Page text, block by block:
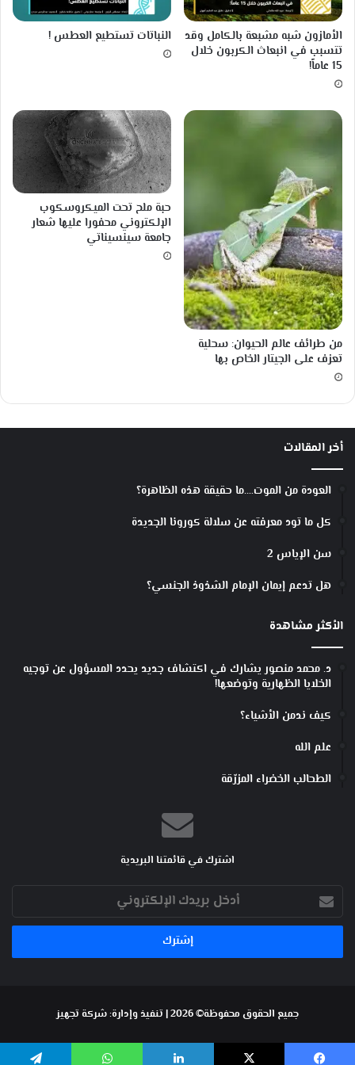
و
الأمازون شبه مشبعة بالكامل وقد
تتسبب في انبعاث الكربون خلال
15 عاماً!
النباتات تستطيع العطس !
من طرائف عالم الحيوان: سحلية
تعزف على الجيتار الخاص بها
حبة ملح تحت الميكروسكوب
الإلكتروني محفورا عليها شعار
جامعة سينسيناتي
أخر المقالات
العودة من الموت….ما حقيقة هذه الظاهرة؟
كل ما تود معرفته عن سلالة كورونا الجديدة
سن الإياس 2
هل تدعم إيمان الإمام الشذوذ الجنسي؟
الأكثر مشاهدة
د. محمد منصور يشارك في اكتشاف جديد يحدد المسؤول عن توجيه
الخلايا الظهارية وتوضعها!
كيف ندمن الأشياء؟
علم الله
الطحالب الخضراء المزرّقة
اشترك في قائمتنا البريدية
أدخل
بريدك
الإلكتروني
جميع الحقوق محفوظة© 2026 | تنفيذ وإدارة: شركة تجهيز